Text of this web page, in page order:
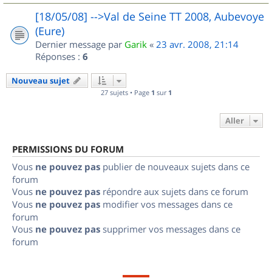
[18/05/08] -->Val de Seine TT 2008, Aubevoye
(Eure)
Dernier message par Garik « 23 avr. 2008, 21:14
Réponses : 6
Nouveau sujet
27 sujets • Page 1 sur 1
Aller
PERMISSIONS DU FORUM
Vous ne pouvez pas publier de nouveaux sujets dans ce
forum
Vous ne pouvez pas répondre aux sujets dans ce forum
Vous ne pouvez pas modifier vos messages dans ce
forum
Vous ne pouvez pas supprimer vos messages dans ce
forum